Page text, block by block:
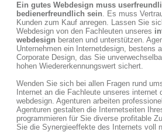
Ein gutes Webdesign muss
bedienerfreundlich sein. Es muss
Kunden zum Kauf anregen. Lassen Sie
Webdesign von den Fachleuten unseres
webdesign beraten und unterstützen.
Unternehmen ein Internetdesign, bestens
Corporate Design, das Sie
hohen Wiedererkennungswert sichert.
Wenden Sie sich bei allen Fragen rund
Internet an die Fachleute unseres internet
webdesign. Agenturen arbeiten
Agenturen gestalten die Internetseiten
programmieren für Sie diverse profitable
Sie die Synergieeffekte des Internets voll